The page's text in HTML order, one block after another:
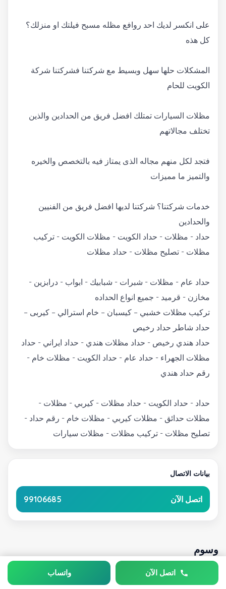
على انكسر لديك احد روافع مظله مسبح فيلتك او منزلك؟
كل هذه
المشكلات حلها سهل وبسيط مع شركتنا فشركتنا شركة
الكويت للحام
مظلات السيارات تمتلك افضل فريق من الحدادين والذين
تختلف مجالاتهم
فتجد لكل منهم مجاله الذى يمتاز فيه بالتخصص والخيره
والتميز ما مميزات
خدمات شركتنا؟ شركتنا لديها افضل فريق من الفنيين
والحدادين
حداد - مظلات - حداد الكويت - مظلات الكويت - تركيب
مظلات - تصليح مظلات - حداد مظلات
حداد عام - مظلات - شبرات - شبابيك - ابواب - درابزين -
مخازن - قرميد - جميع انواع الحداده
تركيب مظلات خشبي – كيسبان – خام استرالي – كيربى –
حداد شاطر حداد رخيص
حداد هندي رخيص - حداد مظلات هندي - حداد ايراني - حداد
مظلات الجهراء - حداد عام - حداد الكويت - مظلات خام -
رقم حداد هندي
حداد - حداد الكويت - حداد مظلات - كيربي - مظلات -
مظلات حدائق - مظلات كيربي - مظلات خام - رقم حداد -
تصليح مظلات - تركيب مظلات - مظلات سيارات
بيانات الاتصال
اتصل الآن 99106685
وسوم
حداد ومظلات حداد مظلات اتصل الآن واتساب